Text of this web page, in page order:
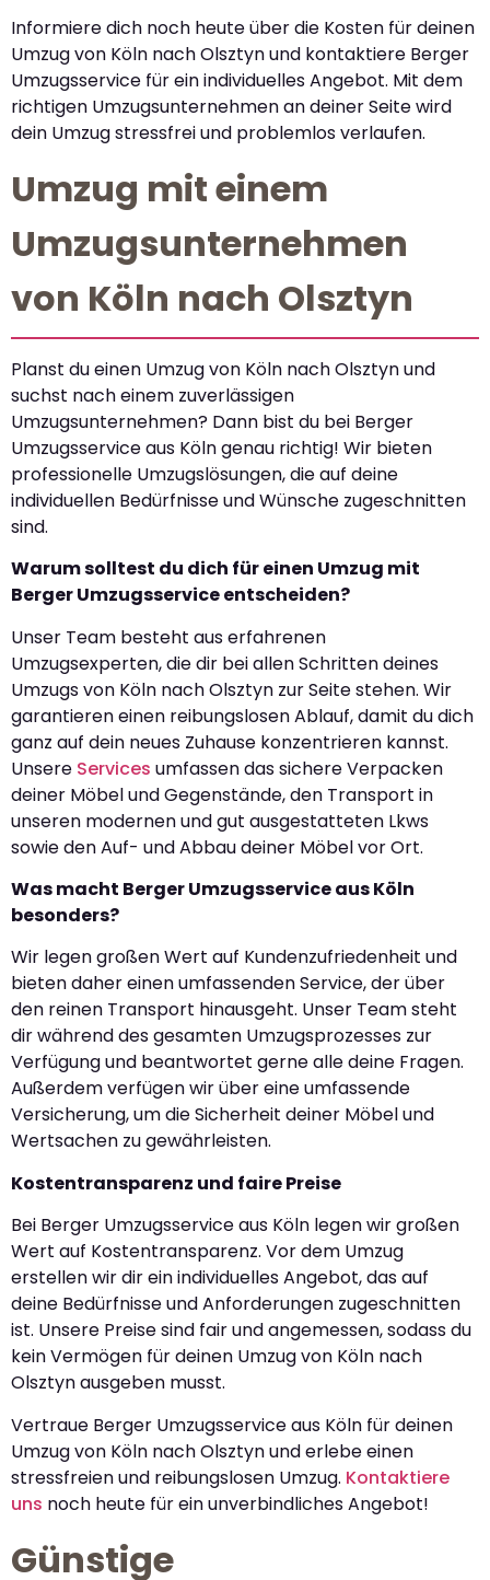
Informiere dich noch heute über die Kosten für deinen
Umzug von Köln nach Olsztyn und kontaktiere Berger
Umzugsservice für ein individuelles Angebot. Mit dem
richtigen Umzugsunternehmen an deiner Seite wird
dein Umzug stressfrei und problemlos verlaufen.
Umzug mit einem
Umzugsunternehmen
von Köln nach Olsztyn
Planst du einen Umzug von Köln nach Olsztyn und
suchst nach einem zuverlässigen
Umzugsunternehmen? Dann bist du bei Berger
Umzugsservice aus Köln genau richtig! Wir bieten
professionelle Umzugslösungen, die auf deine
individuellen Bedürfnisse und Wünsche zugeschnitten
sind.
Warum solltest du dich für einen Umzug mit
Berger Umzugsservice entscheiden?
Unser Team besteht aus erfahrenen
Umzugsexperten, die dir bei allen Schritten deines
Umzugs von Köln nach Olsztyn zur Seite stehen. Wir
garantieren einen reibungslosen Ablauf, damit du dich
ganz auf dein neues Zuhause konzentrieren kannst.
Unsere Services umfassen das sichere Verpacken
deiner Möbel und Gegenstände, den Transport in
unseren modernen und gut ausgestatteten Lkws
sowie den Auf- und Abbau deiner Möbel vor Ort.
Was macht Berger Umzugsservice aus Köln
besonders?
Wir legen großen Wert auf Kundenzufriedenheit und
bieten daher einen umfassenden Service, der über
den reinen Transport hinausgeht. Unser Team steht
dir während des gesamten Umzugsprozesses zur
Verfügung und beantwortet gerne alle deine Fragen.
Außerdem verfügen wir über eine umfassende
Versicherung, um die Sicherheit deiner Möbel und
Wertsachen zu gewährleisten.
Kostentransparenz und faire Preise
Bei Berger Umzugsservice aus Köln legen wir großen
Wert auf Kostentransparenz. Vor dem Umzug
erstellen wir dir ein individuelles Angebot, das auf
deine Bedürfnisse und Anforderungen zugeschnitten
ist. Unsere Preise sind fair und angemessen, sodass du
kein Vermögen für deinen Umzug von Köln nach
Olsztyn ausgeben musst.
Vertraue Berger Umzugsservice aus Köln für deinen
Umzug von Köln nach Olsztyn und erlebe einen
stressfreien und reibungslosen Umzug. Kontaktiere
uns noch heute für ein unverbindliches Angebot!
Günstige